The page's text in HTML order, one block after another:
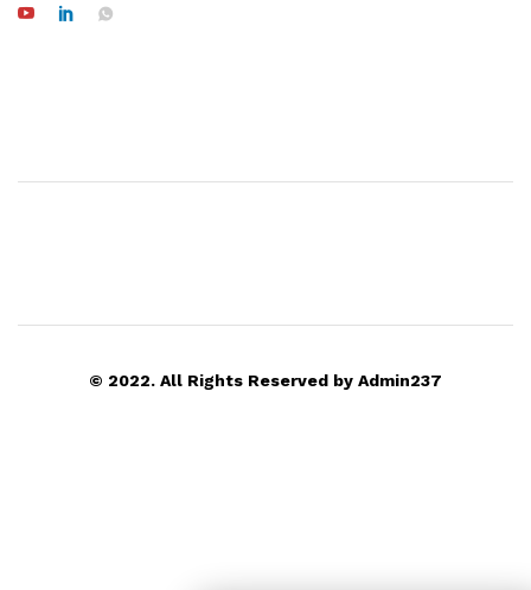
© 2022. All Rights Reserved by Admin237